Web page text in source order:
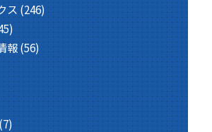
ス(246)
報(56)